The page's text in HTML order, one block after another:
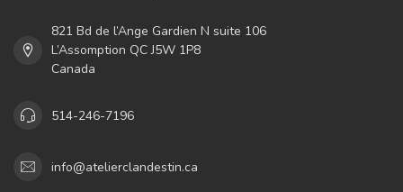
821 Bd de l’Ange Gardien N suite 106
L’Assomption QC J5W 1P8
Canada
514-246-7196
info@atelierclandestin.ca